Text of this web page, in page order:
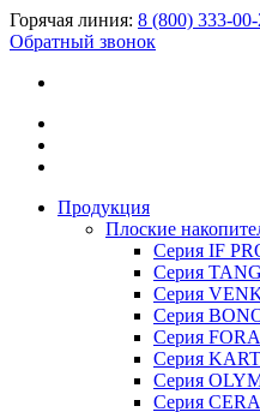
Горячая линия: 8 (800) 333-
Обратный звонок
Продукция
Плоские
Серия IF
Серия
Серия
Серия
Серия
Серия
Серия
Серия